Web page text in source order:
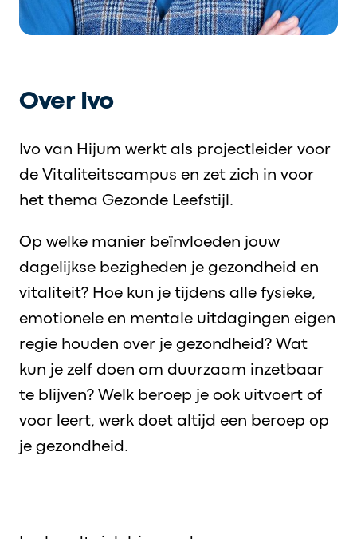
Over Ivo
Ivo van Hijum werkt als projectleider voor
de Vitaliteitscampus en zet zich in voor
het thema Gezonde Leefstijl.
Op welke manier beïnvloeden jouw
dagelijkse bezigheden je gezondheid en
vitaliteit? Hoe kun je tijdens alle fysieke,
emotionele en mentale uitdagingen eigen
regie houden over je gezondheid? Wat
kun je zelf doen om duurzaam inzetbaar
te blijven? Welk beroep je ook uitvoert of
voor leert, werk doet altijd een beroep op
je gezondheid.